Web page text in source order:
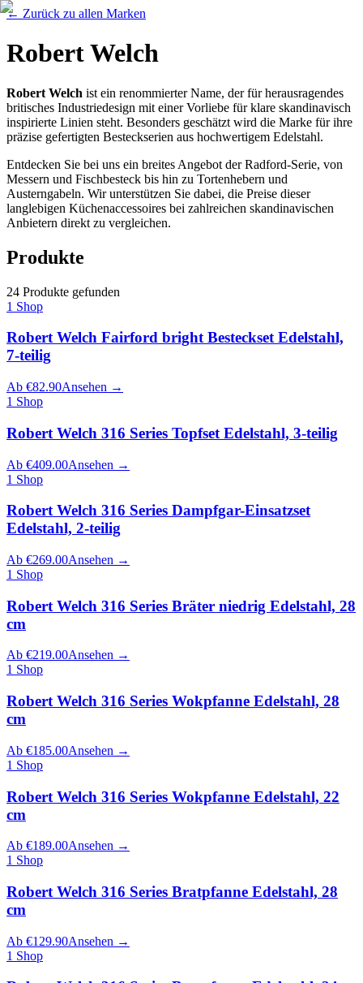
← Zurück zu allen Marken
Robert Welch
Robert Welch ist ein renommierter Name, der für herausragendes
britisches Industriedesign mit einer Vorliebe für klare skandinavisch
inspirierte Linien steht. Besonders geschätzt wird die Marke für ihre
präzise gefertigten Besteckserien aus hochwertigem Edelstahl.
Entdecken Sie bei uns ein breites Angebot der Radford-Serie, von
Messern und Fischbesteck bis hin zu Tortenhebern und
Austerngabeln. Wir unterstützen Sie dabei, die Preise dieser
langlebigen Küchenaccessoires bei zahlreichen skandinavischen
Anbietern direkt zu vergleichen.
Produkte
24 Produkte gefunden
1 Shop
Robert Welch Fairford bright Besteckset Edelstahl,
7-teilig
Ab €82.90Ansehen →
1 Shop
Robert Welch 316 Series Topfset Edelstahl, 3-teilig
Ab €409.00Ansehen →
1 Shop
Robert Welch 316 Series Dampfgar-Einsatzset
Edelstahl, 2-teilig
Ab €269.00Ansehen →
1 Shop
Robert Welch 316 Series Bräter niedrig Edelstahl, 28
cm
Ab €219.00Ansehen →
1 Shop
Robert Welch 316 Series Wokpfanne Edelstahl, 28
cm
Ab €185.00Ansehen →
1 Shop
Robert Welch 316 Series Wokpfanne Edelstahl, 22
cm
Ab €189.00Ansehen →
1 Shop
Robert Welch 316 Series Bratpfanne Edelstahl, 28
cm
Ab €129.90Ansehen →
1 Shop